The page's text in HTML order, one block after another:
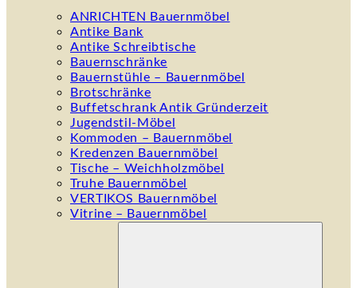
ANRICHTEN Bauernmöbel
Antike Bank
Antike Schreibtische
Bauernschränke
Bauernstühle – Bauernmöbel
Brotschränke
Buffetschrank Antik Gründerzeit
Jugendstil-Möbel
Kommoden – Bauernmöbel
Kredenzen Bauernmöbel
Tische – Weichholzmöbel
Truhe Bauernmöbel
VERTIKOS Bauernmöbel
Vitrine – Bauernmöbel